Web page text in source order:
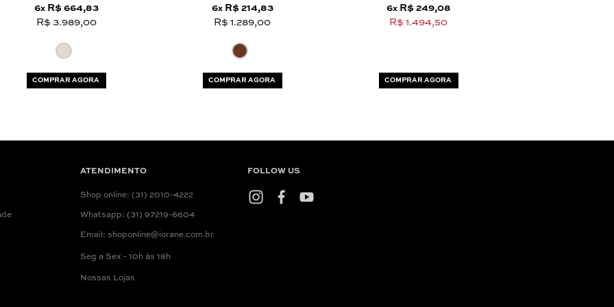
6x R$ 664,83
R$ 3.989,00
COMPRAR AGORA
6x R$ 214,83
R$ 1.289,00
COMPRAR AGORA
6x R$ 249,08
R$ 1.494,50
COMPRAR AGORA
ATENDIMENTO
Shop online: (31) 2010-4222
Whatsapp: (31) 97219-6604
Email: shoponline@iorane.com.br
Seg a Sex - 10h às 18h
Nossas Lojas
FOLLOW US